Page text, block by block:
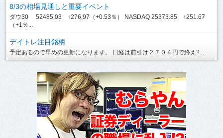
8/3の相場見通しと重要イベント
ダウ30 52485.03 ↑276.97（+0.53％） NASDAQ 25373.85 ↑251.67
（+1％...
デイトレ注目銘柄
予定あるので早めの更新になります。 日経は前引け２７０４円で終え?...